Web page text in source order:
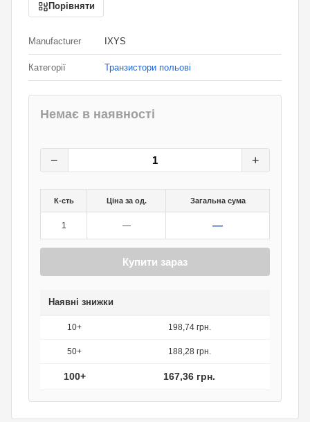
Порівняти
Manufacturer IXYS
Категорії Транзистори польові
Немає в наявності
− +
К-сть Ціна за од. Загальна сума
1 — —
Купити зараз
Наявні знижки
10+ 198,74 грн.
50+ 188,28 грн.
100+ 167,36 грн.